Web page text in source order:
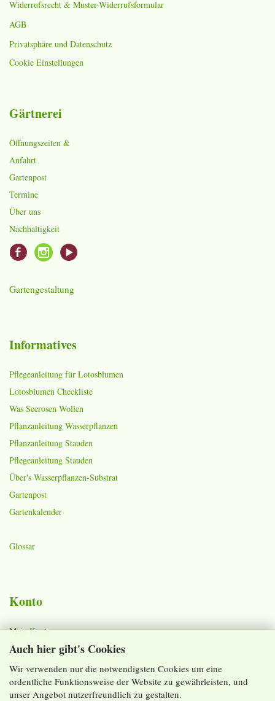
Auch hier gibt's Cookies
Wir verwenden nur die notwendigsten Cookies um eine
ordentliche Funktionsweise der Website zu gewährleisten, und
unser Angebot nutzerfreundlich zu gestalten.
Widerrufsrecht & Muster-Widerrufsformular
AGB
Privatsphäre und Datenschutz
Cookie Einstellungen
Gärtnerei
Öffnungszeiten &
Anfahrt
Gartenpost
Termine
Über uns
Nachhaltigkeit
Gartengestaltung
Informatives
Pflegeanleitung für Lotosblumen
Lotosblumen Checkliste
Was Seerosen Wollen
Pflanzanleitung Wasserpflanzen
Pflanzanleitung Stauden
Pflegeanleitung Stauden
Über's Wasserpflanzen-Substrat
Gartenpost
Gartenkalender
Glossar
Konto
Mein Konto
Warenkorb
Merkzettel
Lieferzeiten und Versandkosten